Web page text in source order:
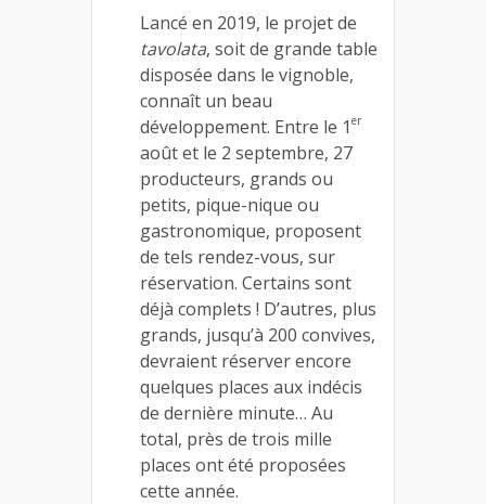
Lancé en 2019, le projet de
tavolata, soit de grande table
disposée dans le vignoble,
connaît un beau
développement. Entre le 1 er
août et le 2 septembre, 27
producteurs, grands ou
petits, pique-nique ou
gastronomique, proposent
de tels rendez-vous, sur
réservation. Certains sont
déjà complets ! D’autres, plus
grands, jusqu’à 200 convives,
devraient réserver encore
quelques places aux indécis
de dernière minute… Au
total, près de trois mille
places ont été proposées
cette année.